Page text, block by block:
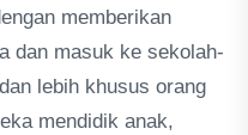
memberikan
dan masuk ke sekolah-
lebih khusus orang
mendidik anak,